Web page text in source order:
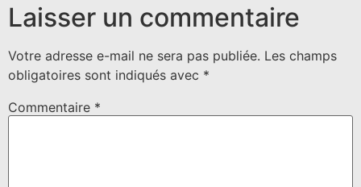
Laisser un commentaire
Votre adresse e-mail ne sera pas publiée. Les champs
obligatoires sont indiqués avec *
Commentaire *